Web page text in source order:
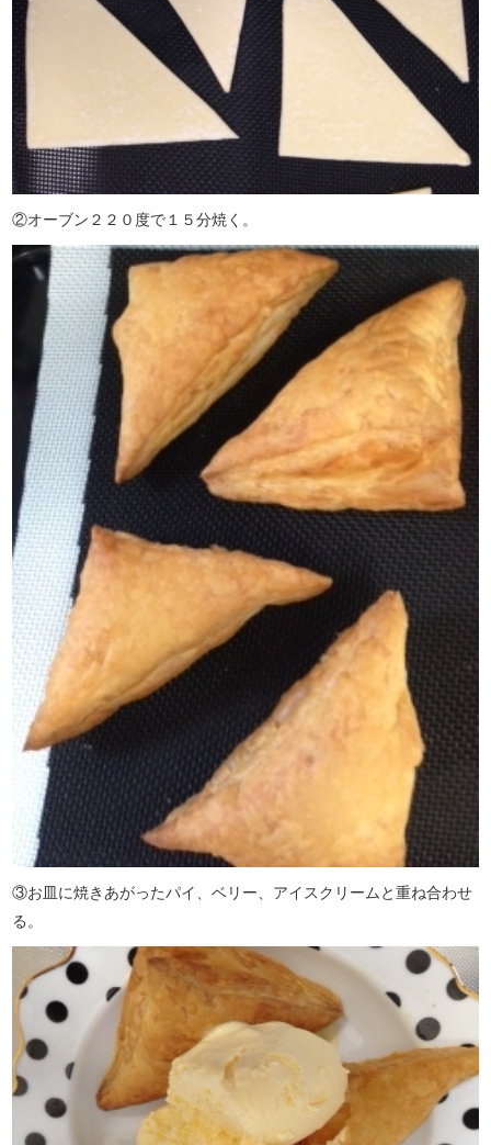
②オーブン２２０度で１５分焼く。
③お皿に焼きあがったパイ、ベリー、アイスクリームと重ね合わせ
る。